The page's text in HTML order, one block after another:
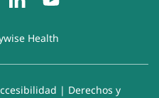
Health
| Derechos y